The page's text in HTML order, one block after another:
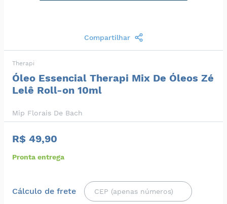
Compartilhar
Therapi
Óleo Essencial Therapi Mix De Óleos Zé
Lelê Roll-on 10ml
Mip Florais De Bach
R$ 49,90
Pronta entrega
Cálculo de frete